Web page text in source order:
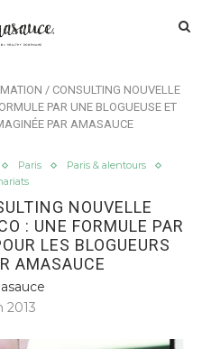
/ CONSULTING NOUVELLE
PAR UNE BLOGUEUSE ET
PAR AMASAUCE
Paris
Paris & alentours
NOUVELLE
: UNE FORMULE PAR
LES BLOGUEURS
AMASAUCE
2013